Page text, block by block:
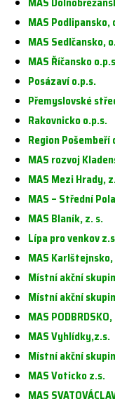
MAS Podlipansko,
MAS Sedlčansko,
MAS Říčansko
Posázaví o.p.s.
Přemyslovské
Rakovnicko o.p.s.
Region Pošembeří
MAS rozvoj
MAS Mezi Hrady,
MAS – Střední
MAS Blaník, z. s.
Lípa pro venkov
MAS
Místní akční
Místní akční
MAS
MAS Vyhlídky,z.s.
Místní akční
MAS Voticko z.s.
MAS